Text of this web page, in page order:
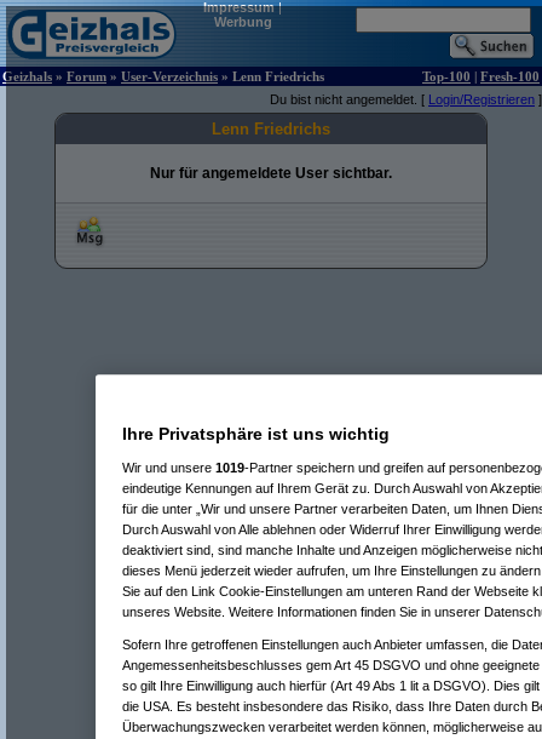
Impressum|
Werbung
Geizhals » Forum » User-Verzeichnis » Lenn Friedrichs Top-100 | Fresh-100
Du bist nicht angemeldet. [ Login/Registrieren ]
Lenn Friedrichs
Nur für angemeldete User sichtbar.
Ihre Privatsphäre ist uns wichtig
Wir und unsere 1019-Partner speichern und greifen auf
eindeutige Kennungen auf Ihrem Gerät zu. Durch Auswahl von
für die unter „Wir und unsere Partner verarbeiten Daten, um Ihnen
Durch Auswahl von Alle ablehnen oder Widerruf Ihrer Einwilligung
deaktiviert sind, sind manche Inhalte und Anzeigen möglicherweise
dieses Menü jederzeit wieder aufrufen, um Ihre Einstellungen zu
Sie auf den Link Cookie-Einstellungen am unteren Rand der Webseite
unseres Website. Weitere Informationen finden Sie in unserer
Sofern Ihre getroffenen Einstellungen auch Anbieter umfassen, die
Angemessenheitsbeschlusses gem Art 45 DSGVO und ohne
so gilt Ihre Einwilligung auch hierfür (Art 49 Abs 1 lit a DSGVO). Dies
die USA. Es besteht insbesondere das Risiko, dass Ihre Daten durch
Überwachungszwecken verarbeitet werden können, möglicherweise